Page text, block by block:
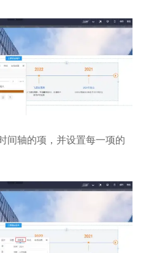
间轴的项，并设置每一项的